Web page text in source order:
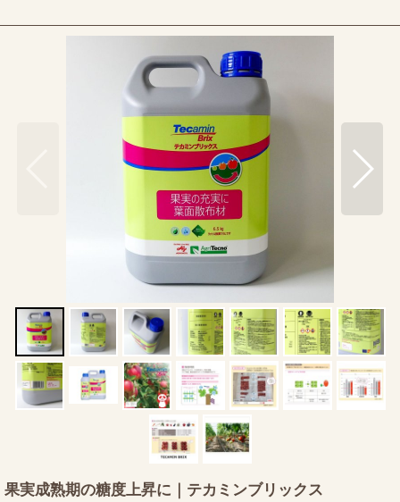
果実成熟期の糖度上昇に｜テカミンブリックス